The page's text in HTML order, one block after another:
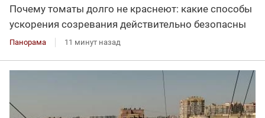
Почему томаты долго не краснеют: какие способы
ускорения созревания действительно безопасны
Панорама 11 минут назад